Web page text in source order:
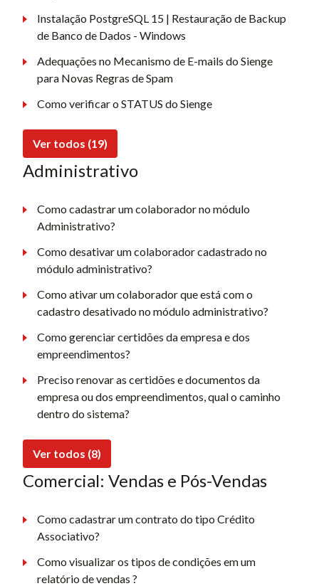
Instalação PostgreSQL 15 | Restauração de Backup
de Banco de Dados - Windows
Adequações no Mecanismo de E-mails do Sienge
para Novas Regras de Spam
Como verificar o STATUS do Sienge
Ver todos (19)
Administrativo
Como cadastrar um colaborador no módulo
Administrativo?
Como desativar um colaborador cadastrado no
módulo administrativo?
Como ativar um colaborador que está com o
cadastro desativado no módulo administrativo?
Como gerenciar certidões da empresa e dos
empreendimentos?
Preciso renovar as certidões e documentos da
empresa ou dos empreendimentos, qual o caminho
dentro do sistema?
Ver todos (8)
Comercial: Vendas e Pós-Vendas
Como cadastrar um contrato do tipo Crédito
Associativo?
Como visualizar os tipos de condições em um
relatório de vendas ?